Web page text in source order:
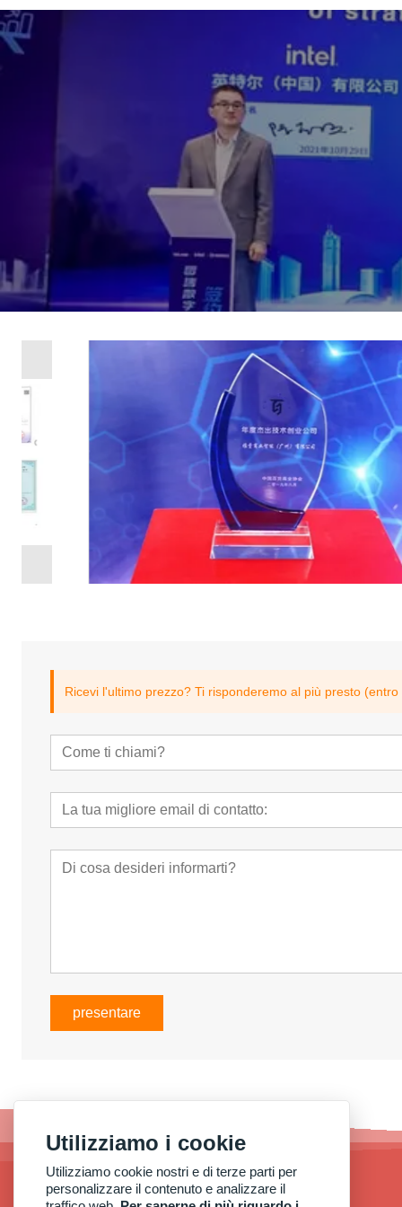
Ricevi l'ultimo prezzo? Ti risponderemo al più presto (entro
presentare
Utilizziamo i cookie
Utilizziamo cookie nostri e di terze parti per
personalizzare il contenuto e analizzare il